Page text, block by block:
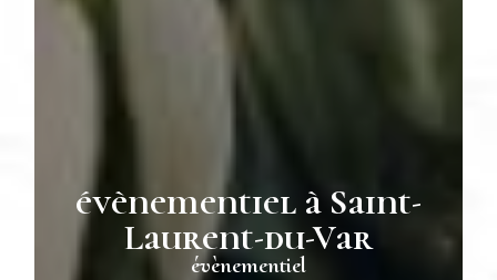
évènementiel à Saint-
Laurent-du-Var
évènementiel